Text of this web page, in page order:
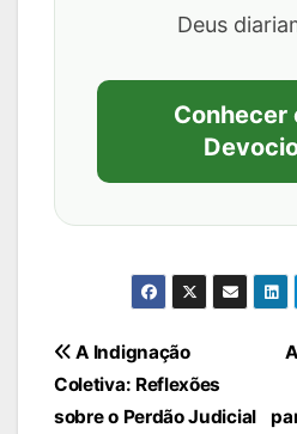
Deus
Conhecer
Navegação
de
A Indignação
Coletiva: Reflexões
sobre o Perdão Judicial